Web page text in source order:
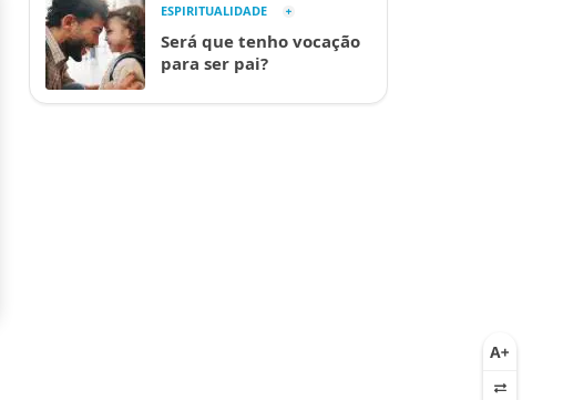
ESPIRITUALIDADE
Será que tenho vocação
para ser pai?